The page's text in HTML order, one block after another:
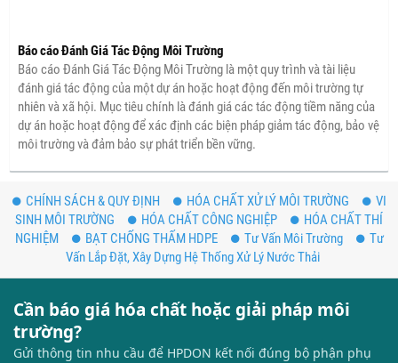
Báo cáo Đánh Giá Tác Động Môi Trường
Báo cáo Đánh Giá Tác Động Môi Trường là một quy trình và tài liệu
đánh giá tác động của một dự án hoặc hoạt động đến môi trường tự
nhiên và xã hội. Mục tiêu chính là đánh giá các tác động tiềm năng của
dự án hoặc hoạt động để xác định các biện pháp giảm tác động, bảo vệ
môi trường và đảm bảo sự phát triển bền vững.
CHÍNH SÁCH & QUY ĐỊNH HÓA CHẤT XỬ LÝ MÔI TRƯỜNG
VI
SINH MÔI TRƯỜNG
HÓA CHẤT CÔNG NGHIỆP
HÓA CHẤT THÍ
NGHIỆM
BẠT CHỐNG THẤM HDPE Tư Vấn Môi Trường
Tư
Vấn Lắp Đặt, Xây Dựng Hệ Thống Xử Lý Nước Thải
Cần báo giá hóa chất hoặc giải pháp môi
trường?
Gửi thông tin nhu cầu để HPDON kết nối đúng bộ phận phụ